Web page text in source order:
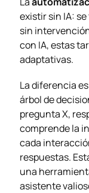
existir sin IA:
sin
con IA, estas
adaptativas.
La diferencia
árbol de
pregunta X,
comprende la
cada
respuestas.
una
asistente